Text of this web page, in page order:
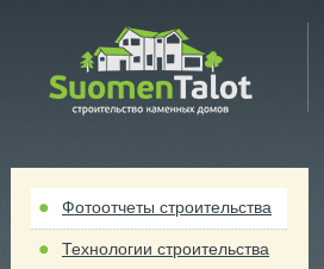
Фотоотчеты строительства
Технологии строительства